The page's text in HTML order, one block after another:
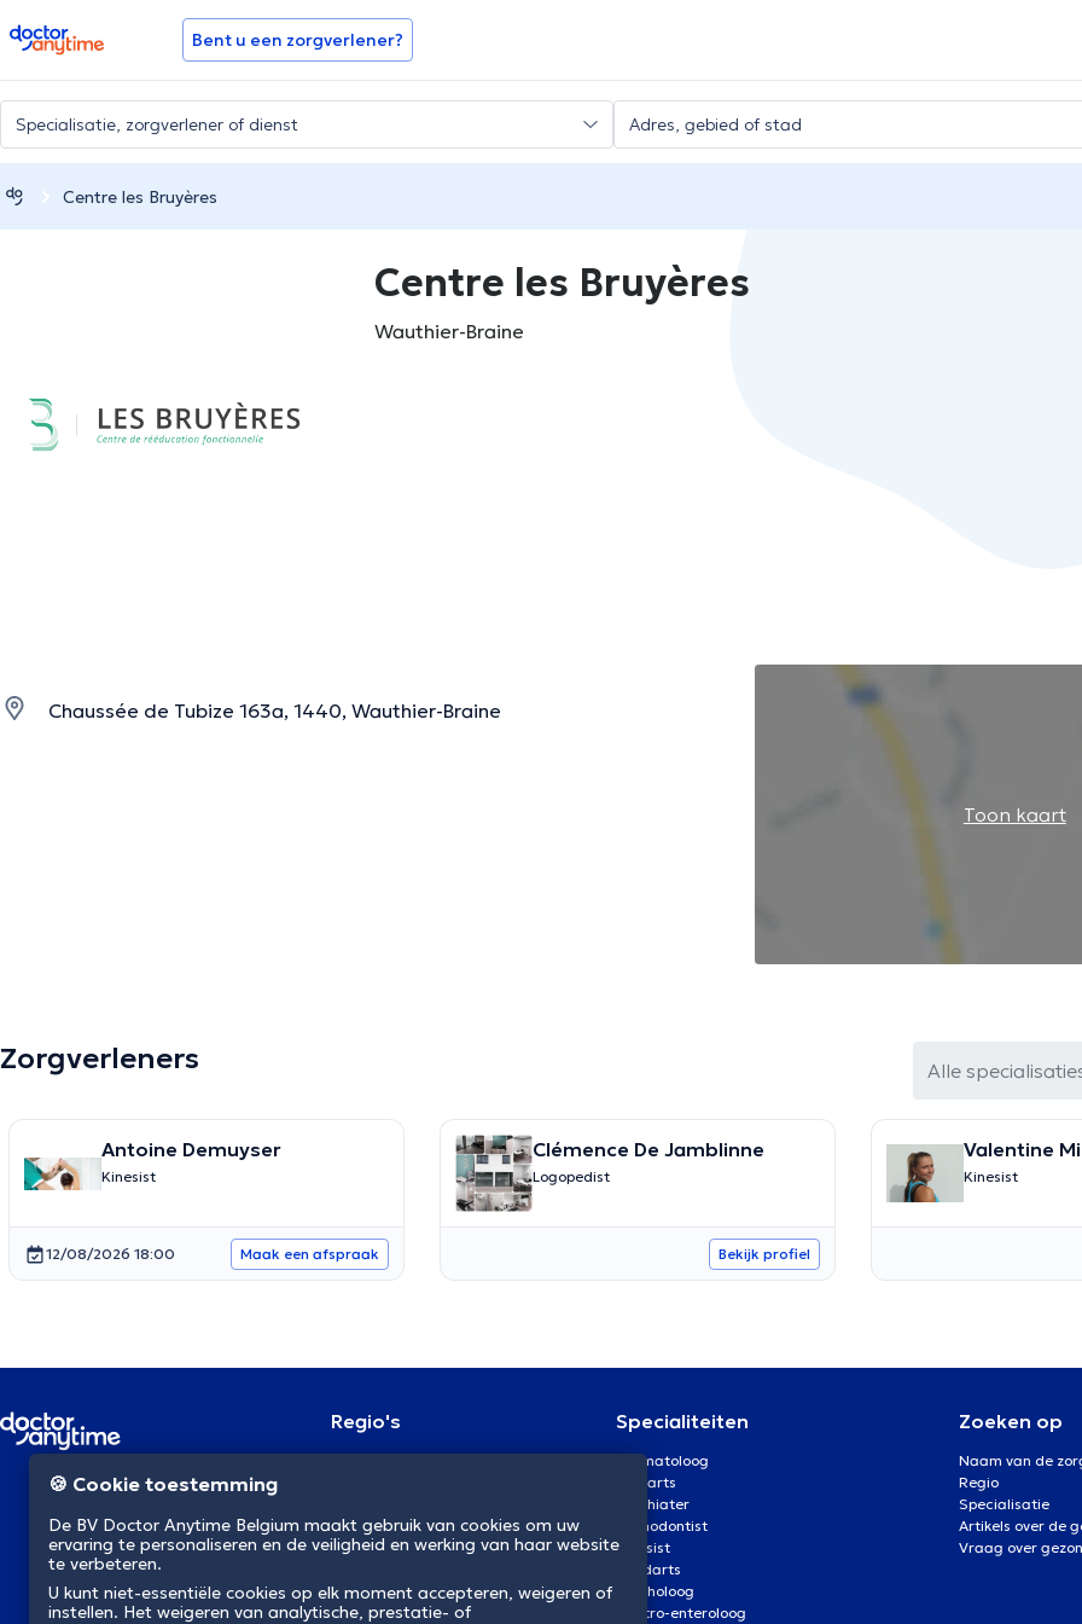
doctoranytime Bent u een zorgverlener?
Centre les Bruyères
Centre les Bruyères
Wauthier-Braine
Chaussée de Tubize 163a, 1440, Wauthier-Braine
Toon kaart
Zorgverleners Alle
Antoine Demuyser
Kinesist
12/08/2026 18:00 Maak een afspraak
Clémence De Jamblinne
Logopedist
Bekijk profiel
Valentine
Kinesist
NL
Regio's
Charleroi
Luik
Namen
Leuven
Specialiteiten
Dermatoloog
Oogarts
Psychiater
Orthodontist
Kinesist
Tandarts
Psycholoog
Gastro-enteroloog
Zoeken op
Naam van de
Regio
Specialisatie
Artikels over de
Vraag over
🍪 Cookie toestemming
De BV Doctor Anytime Belgium maakt gebruik van cookies om uw
ervaring te personaliseren en de veiligheid en werking van haar website
te verbeteren.
U kunt niet-essentiële cookies op elk moment accepteren, weigeren of
instellen. Het weigeren van analytische, prestatie- of